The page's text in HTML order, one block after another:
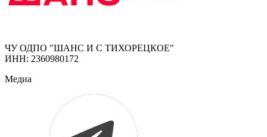
ЧУ ОДПО "ШАНС И С ТИХОРЕЦКОЕ"
ИНН: 2360980172
Медиа